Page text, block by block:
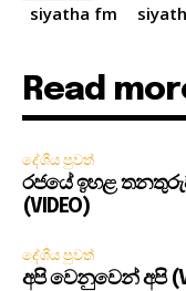
siyatha fm
Read
දේශීය පුවත්
රජයේ ඉහළ
(VIDEO)
දේශීය පුවත්
අපි වෙනුවෙන් අපි